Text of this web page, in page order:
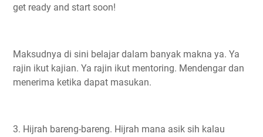
get ready and start soon!
Maksudnya di sini belajar dalam banyak makna ya. Ya
rajin ikut kajian. Ya rajin ikut mentoring. Mendengar dan
menerima ketika dapat masukan.
3. Hijrah bareng-bareng. Hijrah mana asik sih kalau